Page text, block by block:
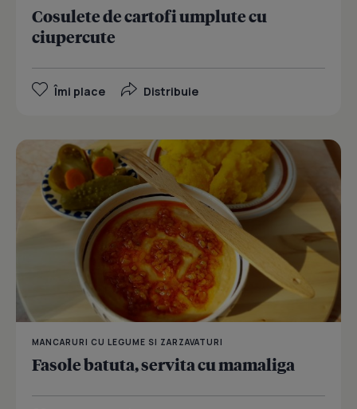
Cosulete de cartofi umplute cu
ciupercute
Îmi place Distribuie
MANCARURI CU LEGUME SI ZARZAVATURI
Fasole batuta, servita cu mamaliga